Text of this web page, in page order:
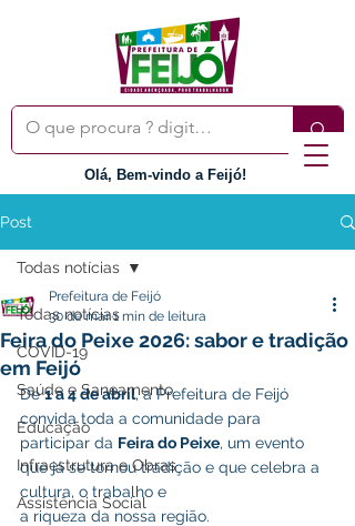
Olá, Bem-vindo a Feijó!
Post
Todas notícias
COVID-19
Saúde e Saneamento
Educação
Infraestrutura e Obras
Assistência Social
Todas notícias
Feira do Peixe 2026: sabor e tradição
em Feijó
Prefeitura de Feijó
30 de mar.1 min de leitura
De 1 a 4 de abril, a Prefeitura de Feijó
convida toda a comunidade para
participar da Feira do Peixe, um evento
que já se tornou tradição e que celebra a
cultura, o trabalho e
a riqueza da nossa região.